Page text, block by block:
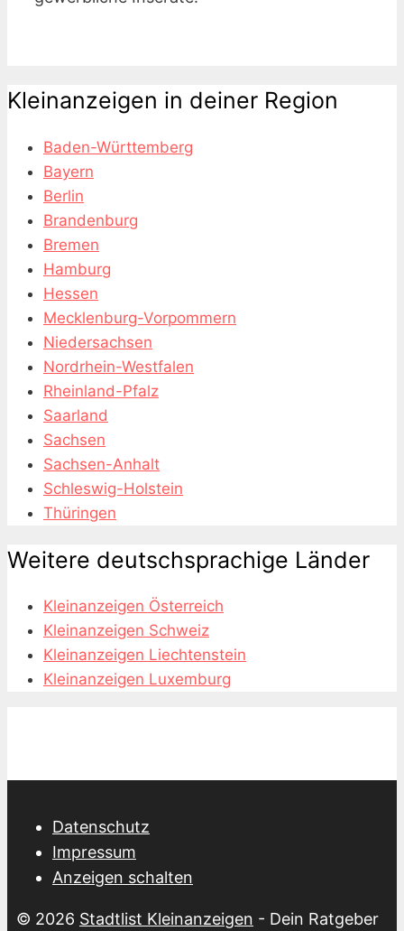
Kleinanzeigen in deiner Region
Baden-Württemberg
Bayern
Berlin
Brandenburg
Bremen
Hamburg
Hessen
Mecklenburg-Vorpommern
Niedersachsen
Nordrhein-Westfalen
Rheinland-Pfalz
Saarland
Sachsen
Sachsen-Anhalt
Schleswig-Holstein
Thüringen
Weitere deutschsprachige Länder
Kleinanzeigen Österreich
Kleinanzeigen Schweiz
Kleinanzeigen Liechtenstein
Kleinanzeigen Luxemburg
Datenschutz
Impressum
Anzeigen schalten
© 2026 Stadtlist Kleinanzeigen - Dein Ratgeber